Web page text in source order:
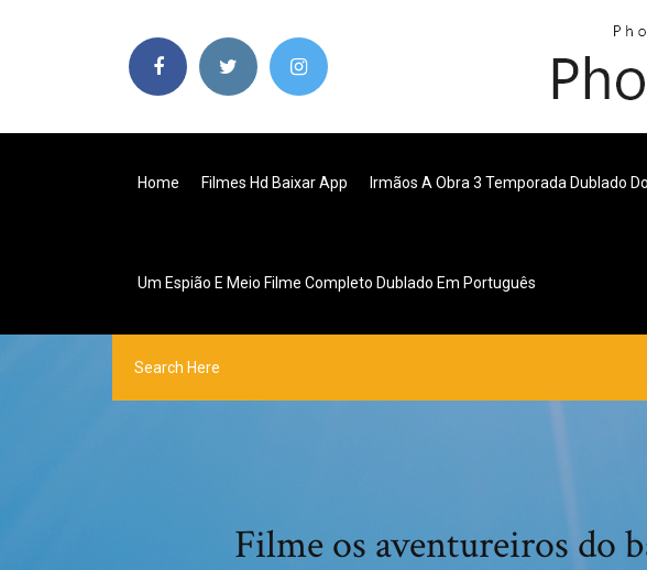
Home Filmes Hd Baixar App Irmãos A Obra 3 Temporada Dublado
Um Espião E Meio Filme Completo Dublado Em Português
Filme os aventureiros do